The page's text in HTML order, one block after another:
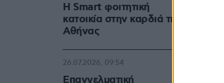
Η Smart φοιτητική
κατοικία στην καρδιά της
Αθήνας
Επαγγελματική
26.07.2026, 09:54